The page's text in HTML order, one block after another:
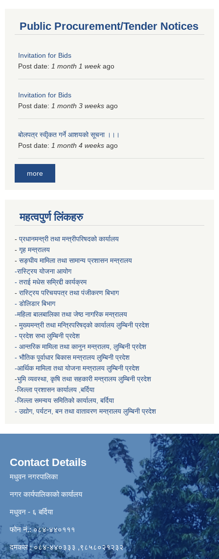
Public Procurement/Tender Notices
Invitation for Bids
Post date: 1 month 1 weekago
Invitation for Bids
Post date: 1 month 3 weeks ago
बोलपत्र स्वीृकत गर्ने आशयको सूचना ।।।
Post date: 1 month 4 weeks ago
more
महत्वपुर्ण लिंकहरु
- प्रधानमन्त्री तथा मन्त्रीपरिषदको कार्यालय
- गृह मन्त्रालय
- सङ्घीय मामिला तथा सामान्य प्रशासन मन्त्रालय
-रास्ट्रिय योजना आयोग
- तराई मधेस सम्रिद्दी कार्यक्रम
- रास्ट्रिय परिचयपत्र तथा पंजीकरण बिभाग
- डोलिडार बिभाग
-महिला बालबालिका तथा जेष्ठ नागरिक मन्त्रालय
- मुख्यमन्त्री तथा मन्त्रिपरिषद्को कार्यालय लुम्बिनी प्रदेश
- प्रदेश सभा लुम्बिनी प्रदेश
- आन्तरिक मामिला तथा कानुन मन्त्रालय, लुम्बिनी प्रदेश
- भौतिक पूर्वाधार बिकास मन्त्रालय लुम्बिनी प्रदेश
-आर्थिक मामिला तथा योजना मन्त्रालय लुम्बिनी प्रदेश
-भुमि व्यवस्था, कृषि तथा सहकारी मन्त्रालय लुम्बिनी प्रदेश
-जिल्ला प्रशासन कार्यालय ,बर्दिया
-जिल्ला समन्वय समितिको कार्यालय, बर्दिया
- उद्योग, पर्यटन, बन तथा वातावरण मन्त्रालय लुम्बिनी प्रदेश
Contact Details
मधुवन नगरपालिका
नगर कार्यपालिकाको कार्यालय
मधुवन - ६ बर्दिया
फोन नं.: ०८४-४४०१११
दमकल : ०८४-४४०३३३ ,९८५८०२१२३२